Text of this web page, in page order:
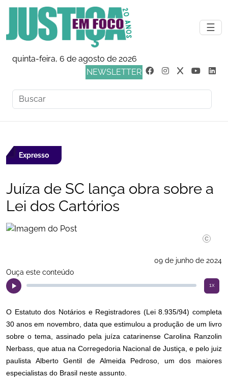
☰
quinta-feira, 6 de agosto de 2026
NEWSLETTER
Expresso
Juíza de SC lança obra sobre a
Lei dos Cartórios
09 de junho de 2024
Ouça este conteúdo
1x
O Estatuto dos Notários e Registradores (Lei 8.935/94) completa
30 anos em novembro, data que estimulou a produção de um livro
sobre o tema, assinado pela juíza catarinense Carolina Ranzolin
Nerbass, que atua na Corregedoria Nacional de Justiça, e pelo juiz
paulista Alberto Gentil de Almeida Pedroso, um dos maiores
especialistas do Brasil neste assunto.